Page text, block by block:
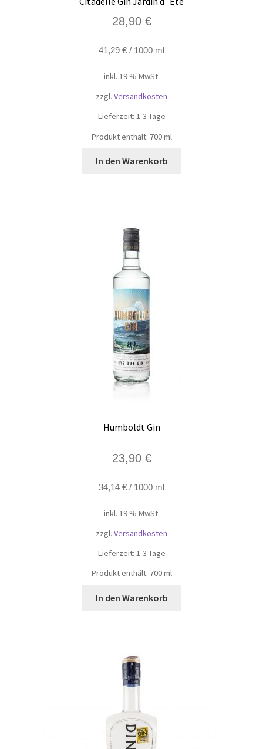
28,90 €
41,29 € / 1000 ml
inkl. 19 % MwSt.
zzgl. Versandkosten
Lieferzeit: 1-3 Tage
Produkt enthält: 700ml
In den Warenkorb
Humboldt Gin
23,90 €
34,14 € / 1000 ml
inkl. 19 % MwSt.
zzgl. Versandkosten
Lieferzeit: 1-3 Tage
Produkt enthält: 700ml
In den Warenkorb